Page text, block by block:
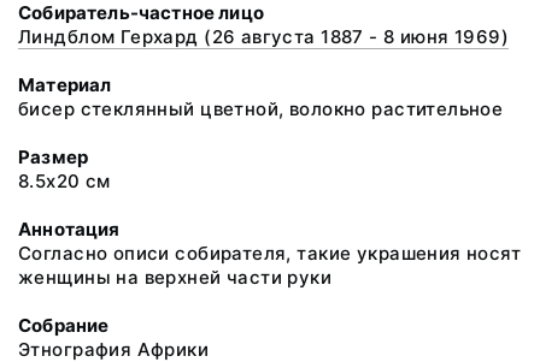
Собиратель-частное лицо
Линдблом Герхард (26 августа 1887 - 8 июня 1969)
Материал
бисер стеклянный цветной, волокно растительное
Размер
8.5х20 см
Аннотация
Согласно описи собирателя, такие украшения носят
женщины на верхней части руки
Собрание
Этнография Африки